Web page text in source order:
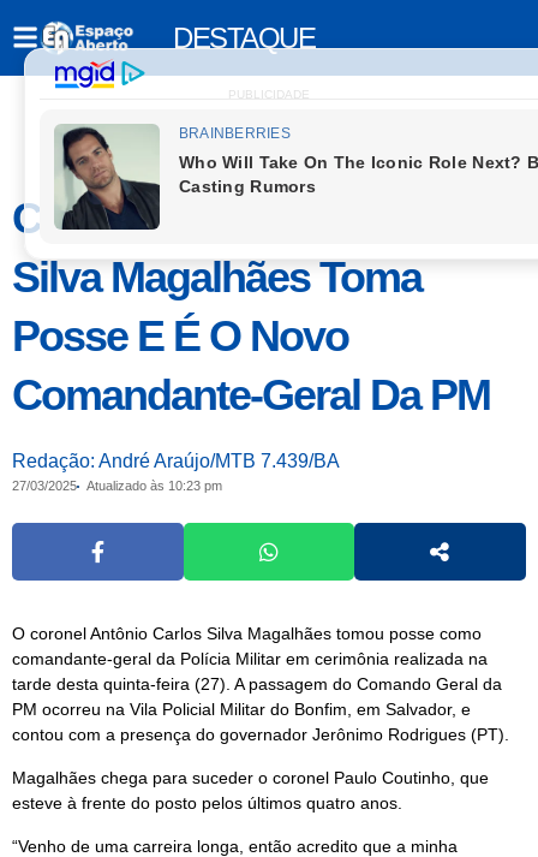
DESTAQUE
PUBLICIDADE
Coronel Antônio Carlos
Silva Magalhães Toma
Posse E É O Novo
Comandante-Geral Da PM
Redação: André Araújo/MTB 7.439/BA
27/03/2025 Atualizado às 10:23 pm
O coronel Antônio Carlos Silva Magalhães tomou posse como
comandante-geral da Polícia Militar em cerimônia realizada na
tarde desta quinta-feira (27). A passagem do Comando Geral da
PM ocorreu na Vila Policial Militar do Bonfim, em Salvador, e
contou com a presença do governador Jerônimo Rodrigues (PT).
Magalhães chega para suceder o coronel Paulo Coutinho, que
esteve à frente do posto pelos últimos quatro anos.
“Venho de uma carreira longa, então acredito que a minha